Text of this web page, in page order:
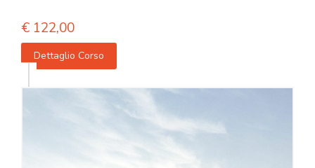
€ 122,00
Dettaglio Corso